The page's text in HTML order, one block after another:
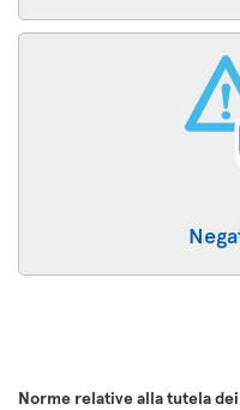
Norme relative alla tutela